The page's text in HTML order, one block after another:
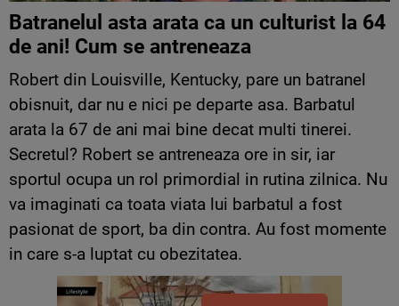
Batranelul asta arata ca un culturist la 64
de ani! Cum se antreneaza
Robert din Louisville, Kentucky, pare un batranel
obisnuit, dar nu e nici pe departe asa. Barbatul
arata la 67 de ani mai bine decat multi tinerei.
Secretul? Robert se antreneaza ore in sir, iar
sportul ocupa un rol primordial in rutina zilnica. Nu
va imaginati ca toata viata lui barbatul a fost
pasionat de sport, ba din contra. Au fost momente
in care s-a luptat cu obezitatea.